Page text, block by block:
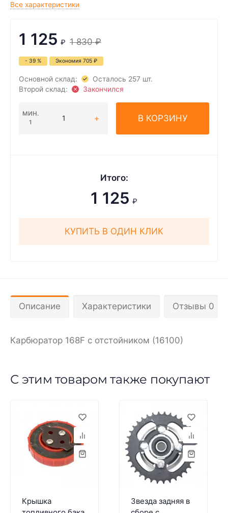
Все характеристики
1 125 ₽ 1 830 ₽
- 39 % Экономия 705 ₽
Основной склад:
Осталось 257 шт.
Второй склад:
Закончился
МИН.
1
В КОРЗИНУ
Итого:
1 125 ₽
КУПИТЬ В ОДИН КЛИК
Описание Характеристики Отзывы 0
Карбюратор 168F с отстойником (16100)
С этим товаром также покупают
Крышка
Звезда задняя в